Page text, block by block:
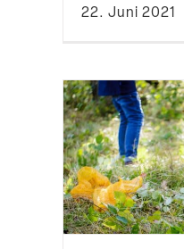
22. Juni 2021